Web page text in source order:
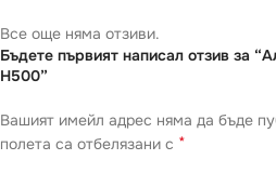
Все още няма отзиви.
Бъдете първият написал отзив за
H500”
Вашият имейл адрес няма да бъде
полета са отбелязани с *